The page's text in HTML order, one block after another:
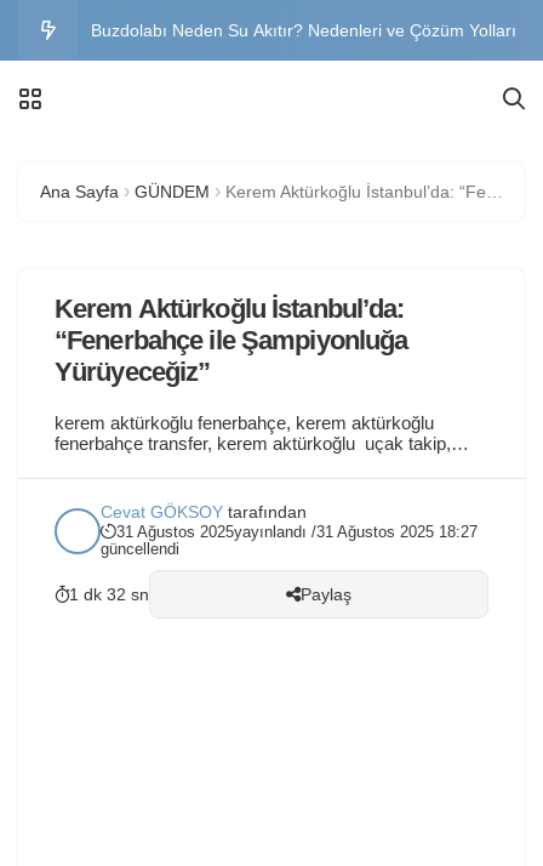
Buzdolabı Neden Su Akıtır? Nedenleri ve Çözüm Yolları
Ana Sayfa GÜNDEM
Kerem Aktürkoğlu İstanbul’da:
“Fenerbahçe ile Şampiyonluğa
Yürüyeceğiz”
kerem aktürkoğlu fenerbahçe, kerem aktürkoğlu
fenerbahçe transfer, kerem aktürkoğlu uçak takip,
istanbul’a gelecek. Konular hakkında bilgileri bu
yazımızda bulabilirsiniz. Fenerbahçe’nin yeni transferi
Kerem Aktürkoğlu, İstanbul’a geldi. Milli futbolcuyu
taşıyan özel uçak, Sabiha Gökçen Havalimanı’na iniş
yaptı. Fenerbahçe Yönetim Kurulu Üyesi Hakan Safi ile
birlikte...
Cevat GÖKSOY tarafından
31 Ağustos 2025yayınlandı /31 Ağustos 2025 18:27
güncellendi
1 dk 32 sn Paylaş